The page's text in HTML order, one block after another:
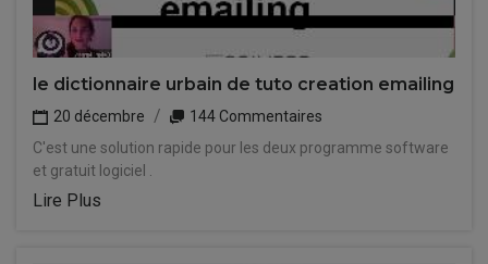
le dictionnaire urbain de tuto creation emailing
20 décembre
144 Commentaires
C'est une solution rapide pour les deux programme software
et gratuit logiciel .
Lire Plus